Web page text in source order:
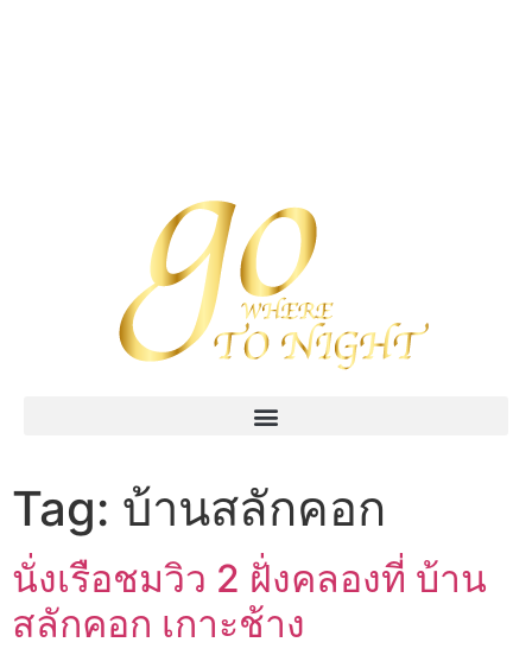
Tag: บ้านสลักคอก
นั่งเรือชมวิว 2 ฝั่งคลองที่ บ้าน
สลักคอก เกาะช้าง